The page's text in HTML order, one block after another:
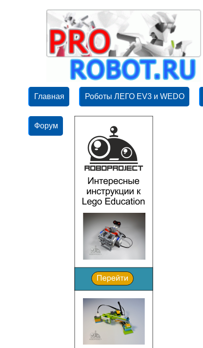
Главная Роботы ЛЕГО EV3 и WEDO
Форум